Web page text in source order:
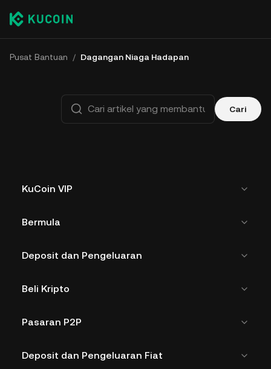
Pusat Bantuan / Dagangan Niaga Hadapan
Cari
KuCoin VIP
Bermula
Deposit dan Pengeluaran
Beli Kripto
Pasaran P2P
Deposit dan Pengeluaran Fiat